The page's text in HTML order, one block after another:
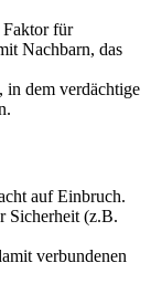
Faktor für
Nachbarn, das
in dem verdächtige
auf Einbruch.
Sicherheit (z.B.
verbundenen